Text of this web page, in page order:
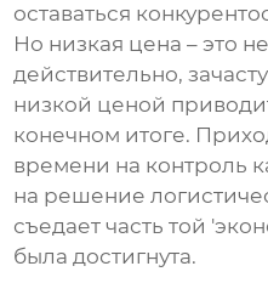
оставаться
Но низкая цена – это
действительно,
низкой ценой
конечном итоге.
времени на контроль
на решение
съедает часть той
была достигнута.